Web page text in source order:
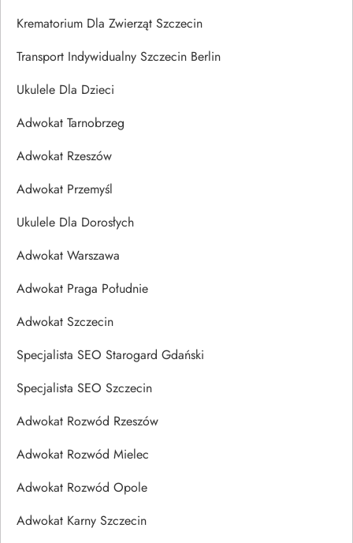
Krematorium Dla Zwierząt Szczecin
Transport Indywidualny Szczecin Berlin
Ukulele Dla Dzieci
Adwokat Tarnobrzeg
Adwokat Rzeszów
Adwokat Przemyśl
Ukulele Dla Dorosłych
Adwokat Warszawa
Adwokat Praga Południe
Adwokat Szczecin
Specjalista SEO Starogard Gdański
Specjalista SEO Szczecin
Adwokat Rozwód Rzeszów
Adwokat Rozwód Mielec
Adwokat Rozwód Opole
Adwokat Karny Szczecin